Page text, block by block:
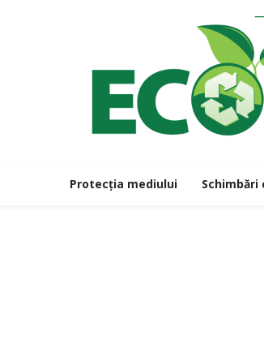
Protecția mediului